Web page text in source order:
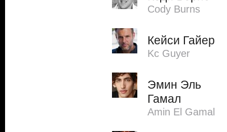
Cody Burns
Кейси Гайер
Kc Guyer
Эмин Эль
Гамал
Amin El Gamal